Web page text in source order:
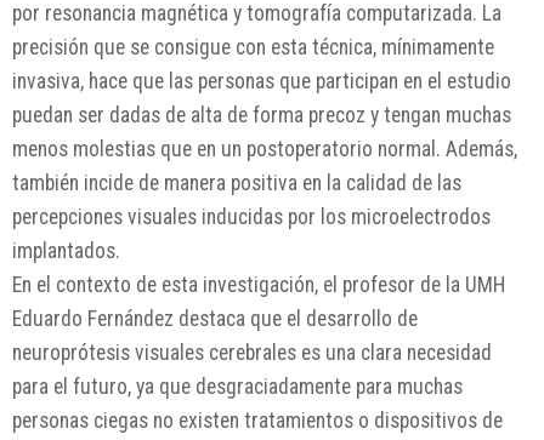
por resonancia magnética y tomografía computarizada. La
precisión que se consigue con esta técnica, mínimamente
invasiva, hace que las personas que participan en el estudio
puedan ser dadas de alta de forma precoz y tengan muchas
menos molestias que en un postoperatorio normal. Además,
también incide de manera positiva en la calidad de las
percepciones visuales inducidas por los microelectrodos
implantados.
En el contexto de esta investigación, el profesor de la UMH
Eduardo Fernández destaca que el desarrollo de
neuroprótesis visuales cerebrales es una clara necesidad
para el futuro, ya que desgraciadamente para muchas
personas ciegas no existen tratamientos o dispositivos de